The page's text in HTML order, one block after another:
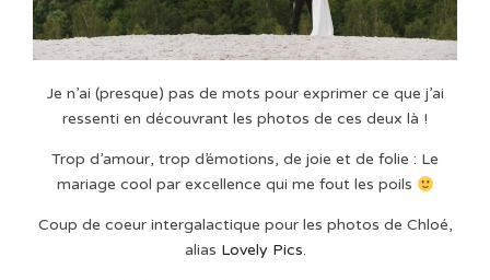
Je n’ai (presque) pas de mots pour exprimer ce que j’ai
ressenti en découvrant les photos de ces deux là !
Trop d’amour, trop d’émotions, de joie et de folie : Le
mariage cool par excellence qui me fout les poils
Coup de coeur intergalactique pour les photos de Chloé,
alias Lovely Pics.